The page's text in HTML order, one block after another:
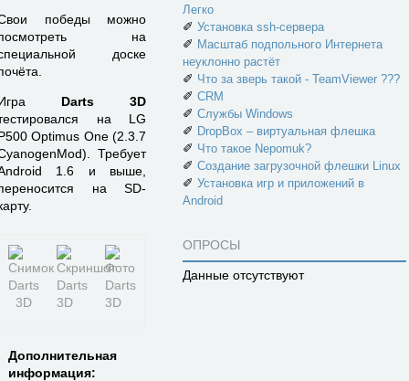
победы можно
на
доске
Darts 3D
на LG
Optimus One (2.3.7
Требует
1.6 и выше,
на SD-
Дополнительная
информация:
Легко
✐ Установка ssh-сервера
✐ Масштаб подпольного Интернета
неуклонно растёт
✐ Что за зверь такой - TeamViewer ???
✐ CRM
✐ Службы Windows
✐ DropBox – виртуальная флешка
✐ Что такое Nepomuk?
✐ Создание загрузочной флешки Linux
✐ Установка игр и приложений в
Android
ОПРОСЫ
Данные отсутствуют